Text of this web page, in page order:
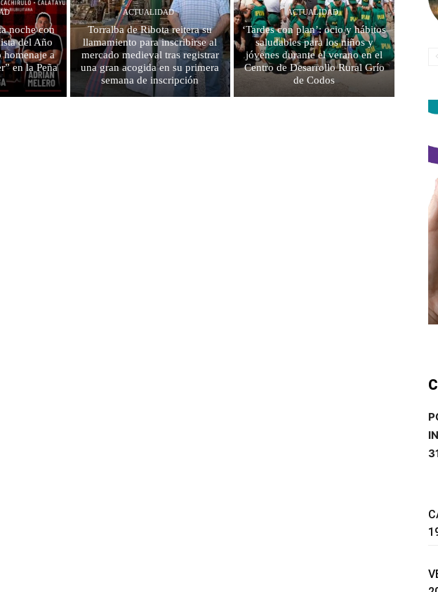
noche con
del Año
a
en la Peña
ACTUALIDAD
Torralba de Ribota reitera su
llamamiento para inscribirse al
mercado medieval tras registrar
una gran acogida en su primera
semana de inscripción
ACTUALIDAD
‘Tardes con plan’: ocio y hábitos
saludables para los niños y
jóvenes durante el verano en el
Centro de Desarrollo Rural Grío
de Codos